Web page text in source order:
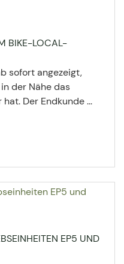
BIKE-LOCAL-
sofort angezeigt,
der Nähe das
Der Endkunde ...
EP5 UND